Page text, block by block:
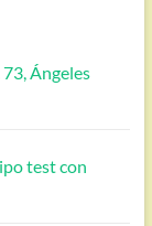
Ángeles
test con